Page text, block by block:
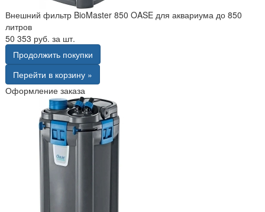
Внешний фильтр BioMaster 850 OASE для аквариума до 850
литров
50 353 руб. за шт.
Продолжить покупки
Перейти в корзину »
Оформление заказа